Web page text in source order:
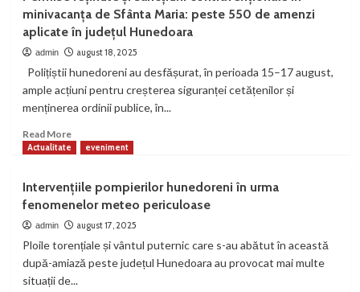
de
protecție
emis
arestate
preventiv
la
pentru
lipsire
de
minivacanța de Sfânta Maria: peste 550 de amenzi
aplicate în județul Hunedoara
admin august 18, 2025
Polițiștii hunedoreni au desfășurat, în perioada 15–17 august,
ample acțiuni pentru creșterea siguranței cetățenilor și
menținerea ordinii publice, în...
Read MoreRead
more
reținute
și
sancțiuni
contravenționale
minivacanța
de
Actualitate eveniment
Intervențiile pompierilor hunedoreni în urma
fenomenelor meteo periculoase
admin august 17, 2025
Ploile torențiale și vântul puternic care s-au abătut în această
după-amiază peste județul Hunedoara au provocat mai multe
situații de...